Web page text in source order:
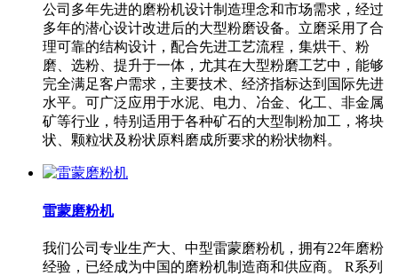
公司多年先进的磨粉机设计制造理念和市场需求，经过
多年的潜心设计改进后的大型粉磨设备。立磨采用了合
理可靠的结构设计，配合先进工艺流程，集烘干、粉
磨、选粉、提升于一体，尤其在大型粉磨工艺中，能够
完全满足客户需求，主要技术、经济指标达到国际先进
水平。可广泛应用于水泥、电力、冶金、化工、非金属
矿等行业，特别适用于各种矿石的大型制粉加工，将块
状、颗粒状及粉状原料磨成所要求的粉状物料。
雷蒙磨粉机
我们公司专业生产大、中型雷蒙磨粉机，拥有22年磨粉
经验，已经成为中国的磨粉机制造商和供应商。 R系列